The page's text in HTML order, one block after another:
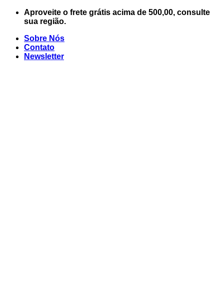
Skip
Aproveite o frete grátis acima de 500,00, consulte
sua região.
Sobre Nós
Contato
Newsletter